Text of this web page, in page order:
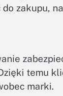
zakupu,
temu
marki.